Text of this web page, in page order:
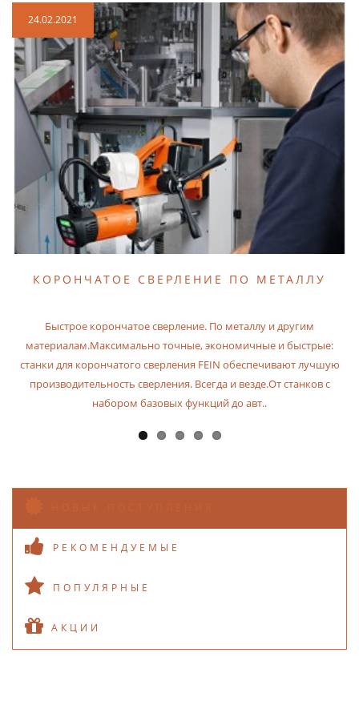
24.02.2021
КОРОНЧАТОЕ СВЕРЛЕНИЕ ПО МЕТАЛЛУ
Быстрое корончатое сверление. По металлу и другим
материалам.Максимально точные, экономичные и быстрые:
станки для корончатого сверления FEIN обеспечивают лучшую
производительность сверления. Всегда и везде.От станков с
набором базовых функций до авт..
РЕКОМЕНДУЕМЫЕ
ПОПУЛЯРНЫЕ
АКЦИИ